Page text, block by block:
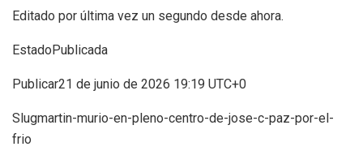
Editado por última vez un segundo desde ahora.
EstadoPublicada
Publicar21 de junio de 2026 19:19 UTC+0
Slugmartin-murio-en-pleno-centro-de-jose-c-paz-por-el-
frio